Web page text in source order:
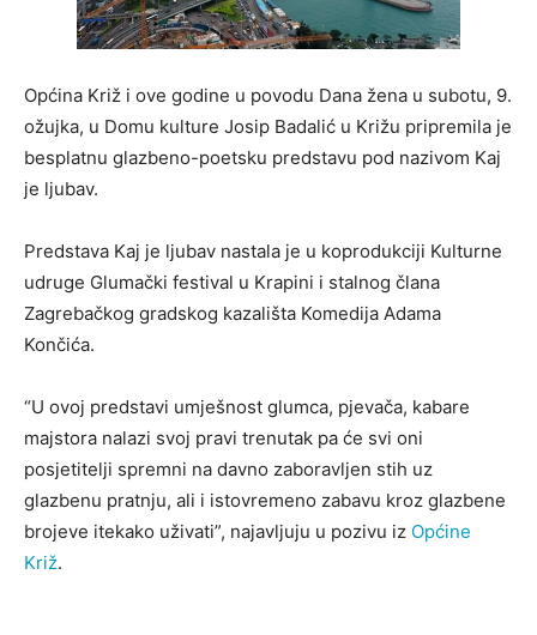
Općina Križ i ove godine u povodu Dana žena u subotu, 9.
ožujka, u Domu kulture Josip Badalić u Križu pripremila je
besplatnu glazbeno-poetsku predstavu pod nazivom Kaj
je ljubav.
Predstava Kaj je ljubav nastala je u koprodukciji Kulturne
udruge Glumački festival u Krapini i stalnog člana
Zagrebačkog gradskog kazališta Komedija Adama
Končića.
“U ovoj predstavi umješnost glumca, pjevača, kabare
majstora nalazi svoj pravi trenutak pa će svi oni
posjetitelji spremni na davno zaboravljen stih uz
glazbenu pratnju, ali i istovremeno zabavu kroz glazbene
brojeve itekako uživati”, najavljuju u pozivu iz Općine
Križ.